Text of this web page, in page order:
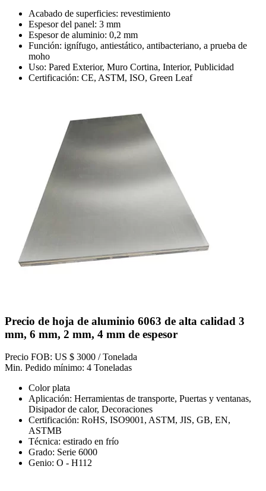
Acabado de superficies: revestimiento
Espesor del panel: 3 mm
Espesor de aluminio: 0,2 mm
Función: ignífugo, antiestático, antibacteriano, a prueba de
moho
Uso: Pared Exterior, Muro Cortina, Interior, Publicidad
Certificación: CE, ASTM, ISO, Green Leaf
Precio de hoja de aluminio 6063 de alta calidad 3
mm, 6 mm, 2 mm, 4 mm de espesor
Precio FOB: US $ 3000 / Tonelada
Min. Pedido mínimo: 4 Toneladas
Color plata
Aplicación: Herramientas de transporte, Puertas y ventanas,
Disipador de calor, Decoraciones
Certificación: RoHS, ISO9001, ASTM, JIS, GB, EN,
ASTMB
Técnica: estirado en frío
Grado: Serie 6000
Genio: O - H112